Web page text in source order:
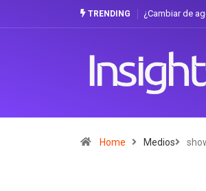
TRENDING ¿Cambiar de
Home Medios